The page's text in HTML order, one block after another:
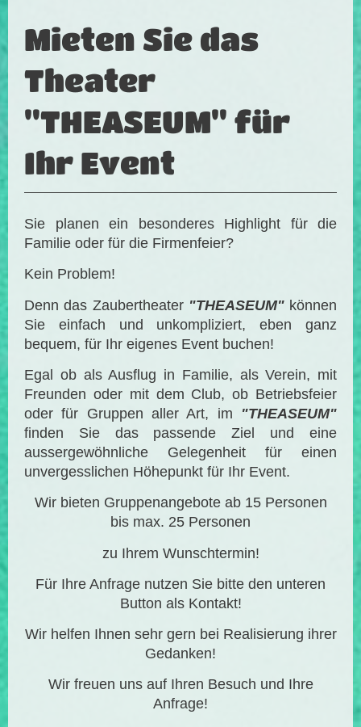
Mieten Sie das
Theater
"THEASEUM" für
Ihr Event
Sie planen ein besonderes Highlight für die
Familie oder für die Firmenfeier?
Kein Problem!
Denn das Zaubertheater "THEASEUM"können
Sie einfach und unkompliziert, eben ganz
bequem, für Ihr eigenes Event buchen!
Egal ob als Ausflug in Familie, als Verein, mit
Freunden oder mit dem Club, ob Betriebsfeier
oder für Gruppen aller Art, im "THEASEUM"
finden Sie das passende Ziel und eine
aussergewöhnliche Gelegenheit für einen
unvergesslichen Höhepunkt für Ihr Event.
Wir bieten Gruppenangebote ab 15 Personen
bis max. 25 Personen
zu Ihrem Wunschtermin!
Für Ihre Anfrage nutzen Sie bitte den unteren
Button als Kontakt!
Wir helfen Ihnen sehr gern bei Realisierung ihrer
Gedanken!
Wir freuen uns auf Ihren Besuch und Ihre
Anfrage!